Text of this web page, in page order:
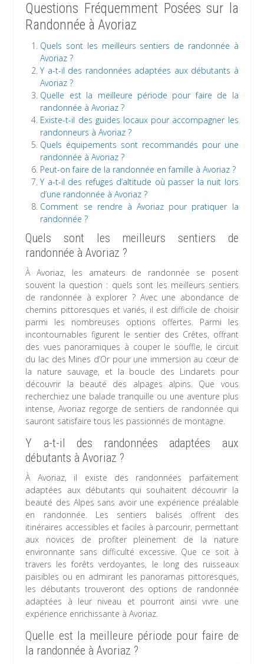
Questions Fréquemment Posées sur la
Randonnée à Avoriaz
Quels sont les meilleurs sentiers de randonnée à
Avoriaz ?
Y a-t-il des randonnées adaptées aux débutants à
Avoriaz ?
Quelle est la meilleure période pour faire de la
randonnée à Avoriaz ?
Existe-t-il des guides locaux pour accompagner les
randonneurs à Avoriaz ?
Quels équipements sont recommandés pour une
randonnée à Avoriaz ?
Peut-on faire de la randonnée en famille à Avoriaz ?
Y a-t-il des refuges d’altitude où passer la nuit lors
d’une randonnée à Avoriaz ?
Comment se rendre à Avoriaz pour pratiquer la
randonnée ?
Quels sont les meilleurs sentiers de
randonnée à Avoriaz ?
À Avoriaz, les amateurs de randonnée se posent
souvent la question : quels sont les meilleurs sentiers
de randonnée à explorer ? Avec une abondance de
chemins pittoresques et variés, il est difficile de choisir
parmi les nombreuses options offertes. Parmi les
incontournables figurent le sentier des Crêtes, offrant
des vues panoramiques à couper le souffle, le circuit
du lac des Mines d’Or pour une immersion au cœur de
la nature sauvage, et la boucle des Lindarets pour
découvrir la beauté des alpages alpins. Que vous
recherchiez une balade tranquille ou une aventure plus
intense, Avoriaz regorge de sentiers de randonnée qui
sauront satisfaire tous les passionnés de montagne.
Y a-t-il des randonnées adaptées aux
débutants à Avoriaz ?
À Avoriaz, il existe des randonnées parfaitement
adaptées aux débutants qui souhaitent découvrir la
beauté des Alpes sans avoir une expérience préalable
en randonnée. Les sentiers balisés offrent des
itinéraires accessibles et faciles à parcourir, permettant
aux novices de profiter pleinement de la nature
environnante sans difficulté excessive. Que ce soit à
travers les forêts verdoyantes, le long des ruisseaux
paisibles ou en admirant les panoramas pittoresques,
les débutants trouveront des options de randonnée
adaptées à leur niveau et pourront ainsi vivre une
expérience enrichissante à Avoriaz.
Quelle est la meilleure période pour faire de
la randonnée à Avoriaz ?